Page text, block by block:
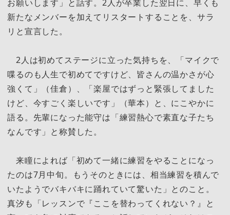
お願いします」と話す。2人が卒業した翌日に、早くも
新たなメンバーを加えてリスタートすることを、サラ
リと宣言した。
2人は初めてステージに立った気持ちを、「マイクで
喋るのも人生で初めてですけど、皆さんの温かさが心
強くて」（佳倉）、「楽屋ではずっと緊張してました
けど、今すごく楽しいです」（華本）と、にこやかに
語る。先輩になった能守は「練習熱心で素直な子たち
なんです」と称賛した。
来瞳によれば「初めて一緒に練習をやることになっ
たのは7月中旬。もうそのときには、相当練習を積んで
いたようでバキバキに踊れていて驚いた」とのこと。
真汐も「レッスンで『ここを替わってくれない？』と